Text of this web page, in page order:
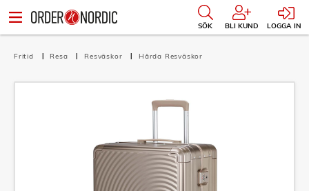
SÖK BLI KUND LOGGA IN
Fritid Resa Resväskor Hårda Resväskor